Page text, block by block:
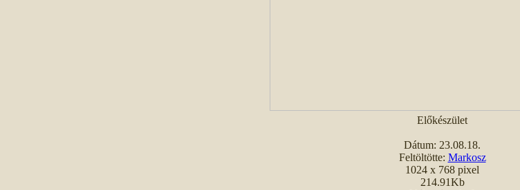
Előkészület
Dátum: 23.08.18.
Feltöltötte: Markosz
1024 x 768 pixel
214.91Kb